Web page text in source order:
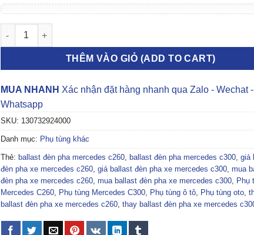
BALLAST ĐÈN PHA MERCEDES C260, C300, W204 số lượng
THÊM VÀO GIỎ (ADD TO CART)
MUA NHANH Xác nhận đặt hàng nhanh qua Zalo - Wechat -
Whatsapp
SKU: 130732924000
Danh mục: Phụ tùng khác
Thẻ: ballast đèn pha mercedes c260, ballast đèn pha mercedes c300, giá
đèn pha xe mercedes c260, giá ballast đèn pha xe mercedes c300, mua
đèn pha xe mercedes c260, mua ballast đèn pha xe mercedes c300, Phụ
Mercedes C260, Phụ tùng Mercedes C300, Phụ tùng ô tô, Phụ tùng oto,
ballast đèn pha xe mercedes c260, thay ballast đèn pha xe mercedes